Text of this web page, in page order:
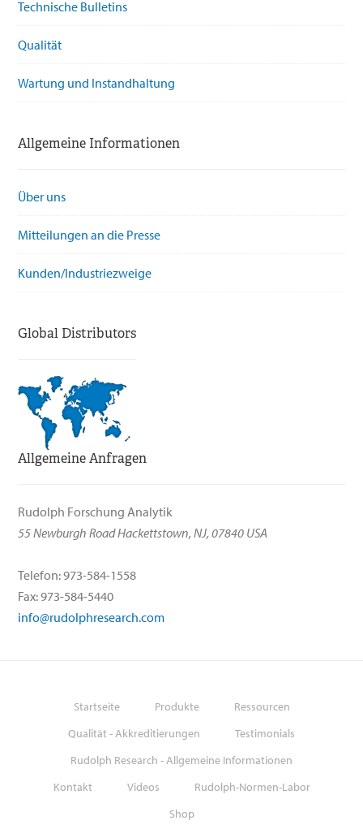
Technische Bulletins
Qualität
Wartung und Instandhaltung
Allgemeine Informationen
Über uns
Mitteilungen an die Presse
Kunden/Industriezweige
Global Distributors
Allgemeine Anfragen
Rudolph Forschung Analytik
55 Newburgh Road Hackettstown, NJ, 07840 USA
Telefon: 973-584-1558
Fax: 973-584-5440
info@rudolphresearch.com
Startseite Produkte
Ressourcen
Qualität - Akkreditierungen
Testimonials
Rudolph Research - Allgemeine Informationen
Kontakt
Videos
Rudolph-Normen-Labor
Shop